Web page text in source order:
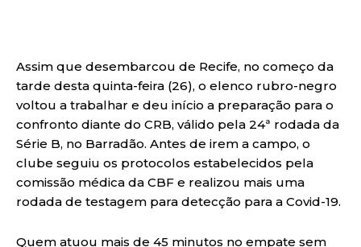
Assim que desembarcou de Recife, no começo da
tarde desta quinta-feira (26), o elenco rubro-negro
voltou a trabalhar e deu início a preparação para o
confronto diante do CRB, válido pela 24ª rodada da
Série B, no Barradão. Antes de irem a campo, o
clube seguiu os protocolos estabelecidos pela
comissão médica da CBF e realizou mais uma
rodada de testagem para detecção para a Covid-19.
Quem atuou mais de 45 minutos no empate sem